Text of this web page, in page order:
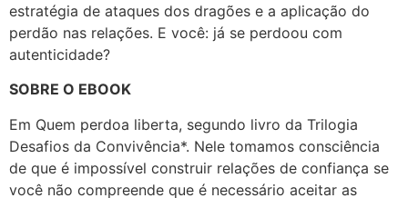
estratégia de ataques dos dragões e a aplicação do
perdão nas relações. E você: já se perdoou com
autenticidade?
SOBRE O EBOOK
Em Quem perdoa liberta, segundo livro da Trilogia
Desafios da Convivência*. Nele tomamos consciência
de que é impossível construir relações de confiança se
você não compreende que é necessário aceitar as